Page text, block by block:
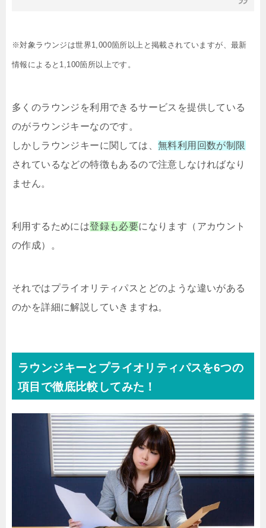
※対象ラウンジは世界1,000箇所以上と掲載されていますが、最新
情報によると1,100箇所以上です。
多くのラウンジを利用できるサービスを提供している
のがラウンジキーなのです。
しかしラウンジキーに関しては、 無料利用回数が制限
されているなどの特徴もあるので注意しなければなり
ません。
利用するためには登録も必要になります（アカウント
の作成）。
それではプライオリティパスとどのような違いがある
のかを詳細に解説していきますね。
ラウンジキーとプライオリティパスを6つの
項目で徹底比較してみた！